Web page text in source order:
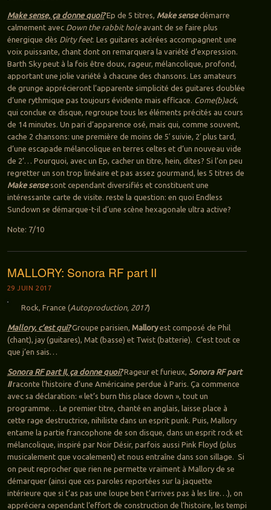
Make sense, ça donne quoi?Ep de 5 titres, Make sensedémarre
calmement avec Down the rabbit holeavant de se faire plus
énergique dès Dirty feet. Les guitares acérées accompagnent une
voix puissante, chant dont on remarquera la variété d’expression.
Barth Sky peut à la fois être doux, rageur, mélancolique, profond,
apportant une jolie variété à chacune des chansons. Les amateurs
de grunge apprécieront l’apparente simplicité des guitares doublée
d’une rythmique pas toujours évidente mais efficace. Come(b)ack,
qui conclue ce disque, regroupe tous les éléments précités au cours
de 14 minutes. Un pari d’apparence osé, mais qui, comme souvent,
cache 2 chansons: une première de moins de 5′ suivie, 2′ plus tard,
d’une escapade mélancolique en terres celtes et d’un nouveau vide
de 2’… Pourquoi, avec un Ep, cacher un titre, hein, dites? Si l’on peu
regretter un son trop linéaire et pas assez gourmand, les 5 titres de
Make sensesont cependant diversifiés et constituent une
intéressante carte de visite. reste la question: en quoi Endless
Sundown se démarque-t-il d’une scène hexagonale ultra active?
Note: 7/10
MALLORY: Sonora RF part II
29 JUIN 2017
Rock, France (Autoproduction, 2017)
Mallory, c’est qui?Groupe parisien, Malloryest composé de Phil
(chant), jay (guitares), Mat (basse) et Twist (batterie). C’est tout ce
que j’en sais…
Sonora RF part II, ça donne quoi?Rageur et furieux,
Sonora RF part
IIraconte l’histoire d’une Américaine perdue à Paris. Ça commence
avec sa déclaration: « let’s burn this place down », tout un
programme… Le premier titre, chanté en anglais, laisse place à
cette rage destructrice, nihiliste dans un esprit punk. Puis, Mallory
entame la partie francophone de son disque, dans un esprit rock et
mélancolique, inspiré par Noir Désir, parfois aussi Pink Floyd (plus
musicalement que vocalement) et nous entraîne dans son sillage. Si
on peut reprocher que rien ne permette vraiment à Mallory de se
démarquer (ainsi que ces paroles reportées sur la jaquette
intérieure que si t’as pas une loupe ben t’arrives pas à les lire…), on
appréciera cependant l’effort de construction de l’histoire, les tempi